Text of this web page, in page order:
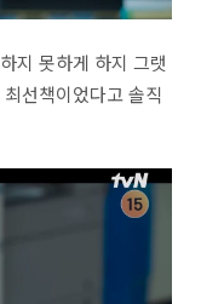
지 못하게 하지 그랫
선책이었다고 솔직